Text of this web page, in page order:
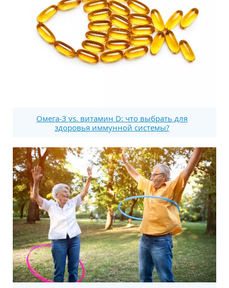
Омега-3 vs. витамин D: что выбрать для
здоровья иммунной системы?